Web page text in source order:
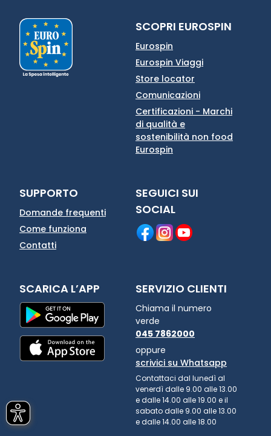
SCOPRI EUROSPIN
Eurospin
Eurospin Viaggi
Store locator
Comunicazioni
Certificazioni - Marchi
di qualità e
sostenibilità non food
Eurospin
SUPPORTO
Domande frequenti
Come funziona
Contatti
SEGUICI SUI
SOCIAL
SCARICA L’APP SERVIZIO CLIENTI
Chiama il numero
verde
045 7862000
oppure
scrivici su Whatsapp
Contattaci dal lunedì al
venerdì dalle 9.00 alle 13.00
e dalle 14.00 alle 19.00 e il
sabato dalle 9.00 alle 13.00
e dalle 14.00 alle 18.00